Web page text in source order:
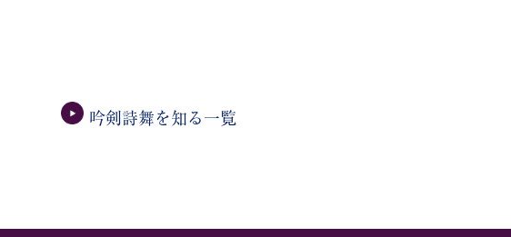
吟剣詩舞を知る一覧